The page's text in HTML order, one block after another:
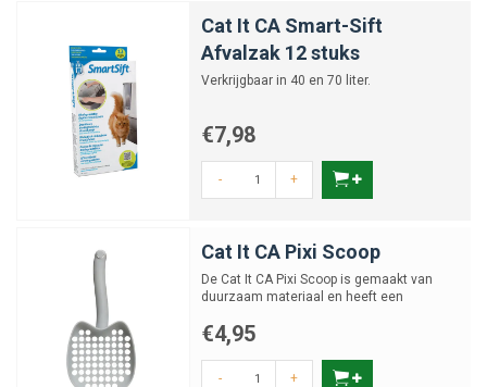
Cat It CA Smart-Sift
Afvalzak 12 stuks
Verkrijgbaar in 40 en 70 liter.
€7,98
- +
Cat It CA Pixi Scoop
De Cat It CA Pixi Scoop is gemaakt van
duurzaam materiaal en heeft een
€4,95
- +